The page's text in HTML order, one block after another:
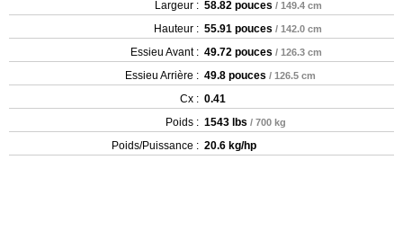
Largeur : 58.82 pouces / 149.4 cm
Hauteur : 55.91 pouces / 142.0 cm
Essieu Avant : 49.72 pouces / 126.3 cm
Essieu Arrière : 49.8 pouces / 126.5 cm
Cx : 0.41
Poids : 1543 lbs / 700 kg
Poids/Puissance : 20.6 kg/hp